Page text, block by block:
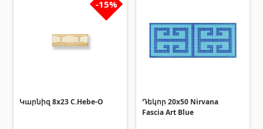
Արևապաշտպան ծածկեր
(4)
Պոլիկարբոնատե թերթեր
(31)
-15%
Կարնիզ 8x23 C.Hebe-O
Դեկոր 20x50 Nirvana
Fascia Art Blue